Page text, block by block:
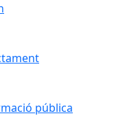
pública